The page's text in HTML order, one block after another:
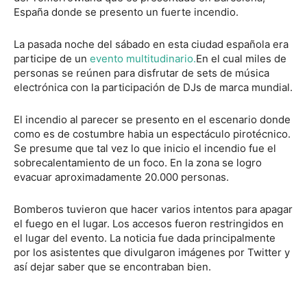
España donde se presento un fuerte incendio.
La pasada noche del sábado en esta ciudad española era
participe de un evento multitudinario.En el cual miles de
personas se reúnen para disfrutar de sets de música
electrónica con la participación de DJs de marca mundial.
El incendio al parecer se presento en el escenario donde
como es de costumbre habia un espectáculo pirotécnico.
Se presume que tal vez lo que inicio el incendio fue el
sobrecalentamiento de un foco. En la zona se logro
evacuar aproximadamente 20.000 personas.
Bomberos tuvieron que hacer varios intentos para apagar
el fuego en el lugar. Los accesos fueron restringidos en
el lugar del evento. La noticia fue dada principalmente
por los asistentes que divulgaron imágenes por Twitter y
así dejar saber que se encontraban bien.